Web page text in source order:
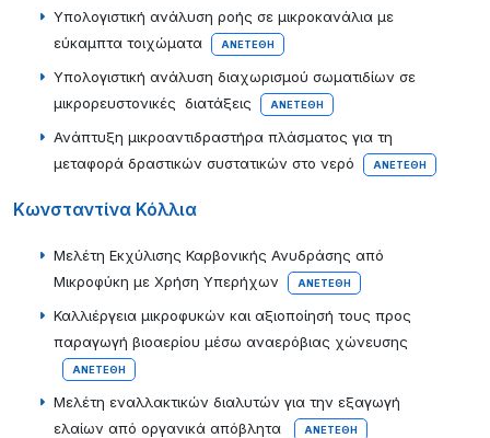
Υπολογιστική ανάλυση ροής σε μικροκανάλια με
εύκαμπτα τοιχώματα
ΑΝΕΤΈΘΗ
Υπολογιστική ανάλυση διαχωρισμού σωματιδίων σε
μικρορευστονικές διατάξεις
ΑΝΕΤΈΘΗ
Ανάπτυξη μικροαντιδραστήρα πλάσματος για τη
μεταφορά δραστικών συστατικών στο νερό
ΑΝΕΤΈΘΗ
Κωνσταντίνα Κόλλια
Μελέτη Εκχύλισης Καρβονικής Ανυδράσης από
Μικροφύκη με Χρήση Υπερήχων
ΑΝΕΤΈΘΗ
Καλλιέργεια μικροφυκών και αξιοποίησή τους προς
παραγωγή βιοαερίου μέσω αναερόβιας χώνευσης
ΑΝΕΤΈΘΗ
Μελέτη εναλλακτικών διαλυτών για την εξαγωγή
ελαίων από οργανικά απόβλητα
ΑΝΕΤΈΘΗ